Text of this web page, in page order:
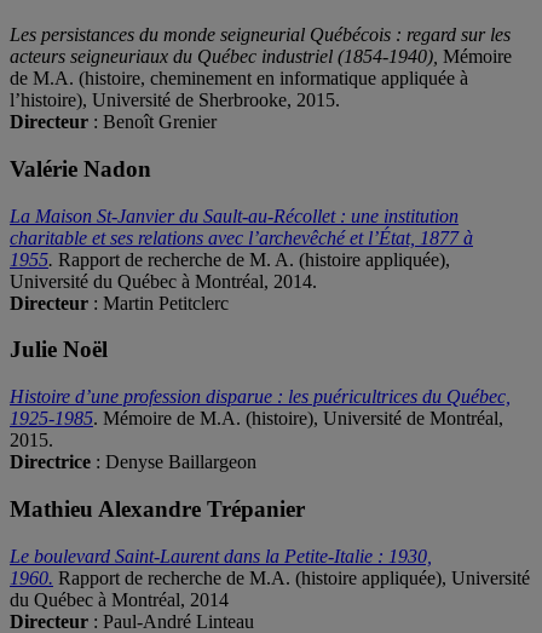
Les persistances du monde seigneurial Québécois : regard sur les
acteurs seigneuriaux du Québec industriel (1854-1940), Mémoire
de M.A. (histoire, cheminement en informatique appliquée à
l’histoire), Université de Sherbrooke, 2015.
Directeur : Benoît Grenier
Valérie Nadon
La Maison St-Janvier du Sault-au-Récollet : une institution
charitable et ses relations avec l’archevêché et l’État, 1877 à
1955. Rapport de recherche de M. A. (histoire appliquée),
Université du Québec à Montréal, 2014.
Directeur : Martin Petitclerc
Julie Noël
Histoire d’une profession disparue : les puéricultrices du Québec,
1925-1985. Mémoire de M.A. (histoire), Université de Montréal,
2015.
Directrice : Denyse Baillargeon
Mathieu Alexandre Trépanier
Le boulevard Saint-Laurent dans la Petite-Italie : 1930,
1960. Rapport de recherche de M.A. (histoire appliquée), Université
du Québec à Montréal, 2014
Directeur : Paul-André Linteau